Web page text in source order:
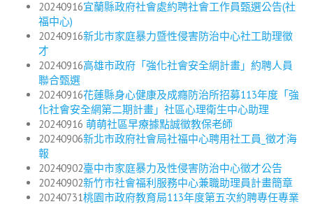
20240916宜蘭縣政府社會處約聘社會工作員甄選公告(社
福中心)
20240916新北市家庭暴力暨性侵害防治中心社工助理徵
才
20240916高雄市政府「強化社會安全網計畫」約聘人員
聯合甄選
20240916花蓮縣身心健康及成癮防治所招募113年度「強
化社會安全網第二期計畫」社區心理衛生中心助理
20240916 萌萌社區早療據點誠徵教保老師
20240906新北市政府社會局社福中心聘用社工員_徵才海
報
20240902臺中市家庭暴力及性侵害防治中心徵才公告
20240902新竹市社會福利服務中心兼職助理員計畫簡章
20240731桃園市政府教育局113年度第五次約聘專任專業